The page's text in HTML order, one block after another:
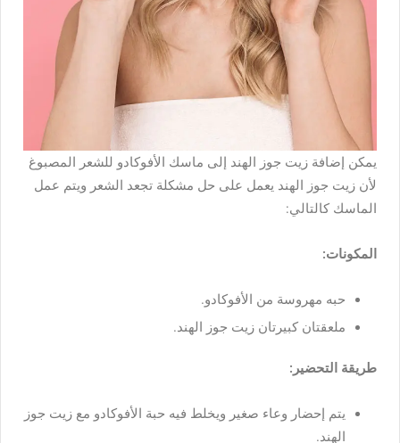
يمكن إضافة زيت جوز الهند إلى ماسك الأفوكادو للشعر المصبوغ
لأن زيت جوز الهند يعمل على حل مشكلة تجعد الشعر ويتم عمل
الماسك كالتالي:
المكونات:
حبه مهروسة من الأفوكادو.
ملعقتان كبيرتان زيت جوز الهند.
طريقة التحضير :
يتم إحضار وعاء صغير ويخلط فيه حبة الأفوكادو مع زيت جوز
الهند.